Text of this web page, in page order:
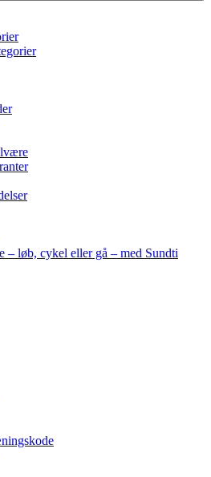
– løb, cykel eller gå – med Sundti